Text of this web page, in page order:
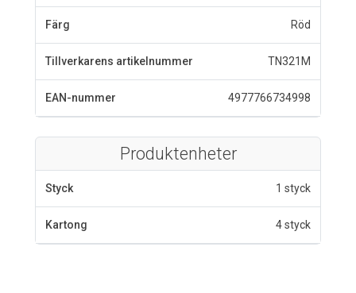
Färg Röd
Tillverkarens artikelnummer TN321M
EAN-nummer 4977766734998
Produktenheter
Styck 1 styck
Kartong 4 styck